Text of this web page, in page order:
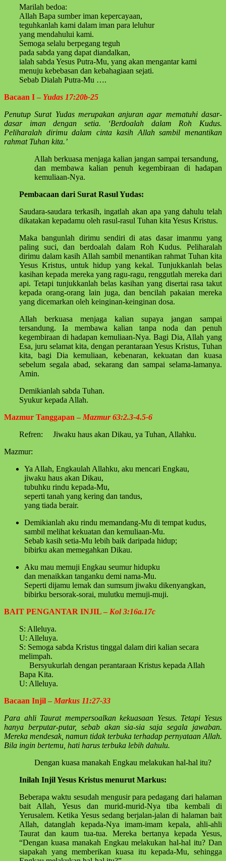
Marilah bedoa:
Allah Bapa sumber iman kepercayaan,
teguhkanlah kami dalam iman para leluhur
yang mendahului kami.
Semoga selalu berpegang teguh
pada sabda yang dapat diandalkan,
ialah sabda Yesus Putra-Mu, yang akan mengantar kami
menuju kebebasan dan kebahagiaan sejati.
Sebab Dialah Putra-Mu ….
Bacaan I – Yudas 17:20b-25
Penutup Surat Yudas merupakan anjuran agar mematuhi dasar-
dasar iman dengan setia. ‘Berdoalah dalam Roh Kudus.
Peliharalah dirimu dalam cinta kasih Allah sambil menantikan
rahmat Tuhan kita.’
Allah berkuasa menjaga kalian jangan sampai tersandung,
dan membawa kalian penuh kegembiraan di hadapan
kemuliaan-Nya.
Pembacaan dari Surat Rasul Yudas:
Saudara-saudara terkasih, ingatlah akan apa yang dahulu telah
dikatakan kepadamu oleh rasul-rasul Tuhan kita Yesus Kristus.
Maka bangunlah dirimu sendiri di atas dasar imanmu yang
paling suci, dan berdoalah dalam Roh Kudus. Peliharalah
dirimu dalam kasih Allah sambil menantikan rahmat Tuhan kita
Yesus Kristus, untuk hidup yang kekal. Tunjukkanlah belas
kasihan kepada mereka yang ragu-ragu, renggutlah mereka dari
api. Tetapi tunjukkanlah belas kasihan yang disertai rasa takut
kepada orang-orang lain juga, dan bencilah pakaian mereka
yang dicemarkan oleh keinginan-keinginan dosa.
Allah berkuasa menjaga kalian supaya jangan sampai
tersandung. Ia membawa kalian tanpa noda dan penuh
kegembiraan di hadapan kemuliaan-Nya. Bagi Dia, Allah yang
Esa, juru selamat kita, dengan perantaraan Yesus Kristus, Tuhan
kita, bagi Dia kemuliaan, kebenaran, kekuatan dan kuasa
sebelum segala abad, sekarang dan sampai selama-lamanya.
Amin.
Demikianlah sabda Tuhan.
Syukur kepada Allah.
Mazmur Tanggapan – Mazmur 63:2.3-4.5-6
Refren: Jiwaku haus akan Dikau, ya Tuhan, Allahku.
Mazmur:
Ya Allah, Engkaulah Allahku, aku mencari Engkau,
jiwaku haus akan Dikau,
tubuhku rindu kepada-Mu,
seperti tanah yang kering dan tandus,
yang tiada berair.
Demikianlah aku rindu memandang-Mu di tempat kudus,
sambil melihat kekuatan dan kemuliaan-Mu.
Sebab kasih setia-Mu lebih baik daripada hidup;
bibirku akan memegahkan Dikau.
Aku mau memuji Engkau seumur hidupku
dan menaikkan tanganku demi nama-Mu.
Seperti dijamu lemak dan sumsum jiwaku dikenyangkan,
bibirku bersorak-sorai, mulutku memuji-muji.
BAIT PENGANTAR INJIL – Kol 3:16a.17c
S: Alleluya.
U: Alleluya.
S: Semoga sabda Kristus tinggal dalam diri kalian secara
melimpah.
Bersyukurlah dengan perantaraan Kristus kepada Allah
Bapa Kita.
U: Alleluya.
Bacaan Injil – Markus 11:27-33
Para ahli Taurat mempersoalkan kekuasaan Yesus. Tetapi Yesus
hanya berputar-putar, sebab akan sia-sia saja segala jawaban.
Mereka mendesak, namun tidak terbuka terhadap pernyataan Allah.
Bila ingin bertemu, hati harus terbuka lebih dahulu.
Dengan kuasa manakah Engkau melakukan hal-hal itu?
Inilah Injil Yesus Kristus menurut Markus:
Beberapa waktu sesudah mengusir para pedagang dari halaman
bait Allah, Yesus dan murid-murid-Nya tiba kembali di
Yerusalem. Ketika Yesus sedang berjalan-jalan di halaman bait
Allah, datanglah kepada-Nya imam-imam kepala, ahli-ahli
Taurat dan kaum tua-tua. Mereka bertanya kepada Yesus,
“Dengan kuasa manakah Engkau melakukan hal-hal itu? Dan
siapakah yang memberikan kuasa itu kepada-Mu, sehingga